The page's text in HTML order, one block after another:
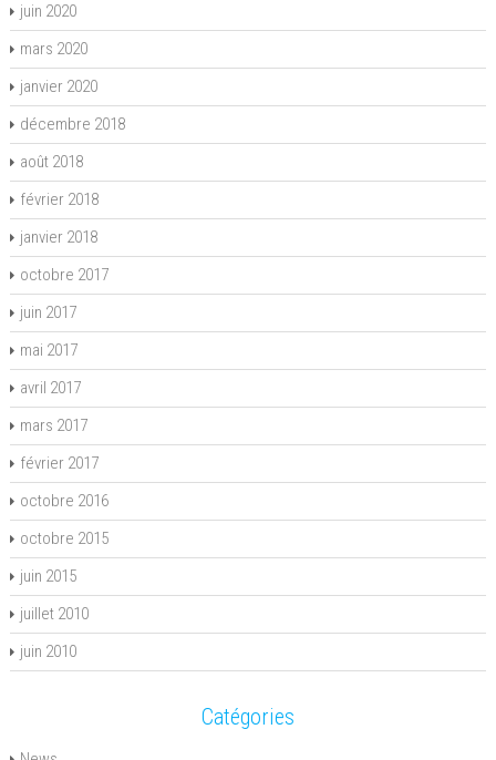
juin 2020
mars 2020
janvier 2020
décembre 2018
août 2018
février 2018
janvier 2018
octobre 2017
juin 2017
mai 2017
avril 2017
mars 2017
février 2017
octobre 2016
octobre 2015
juin 2015
juillet 2010
juin 2010
Catégories